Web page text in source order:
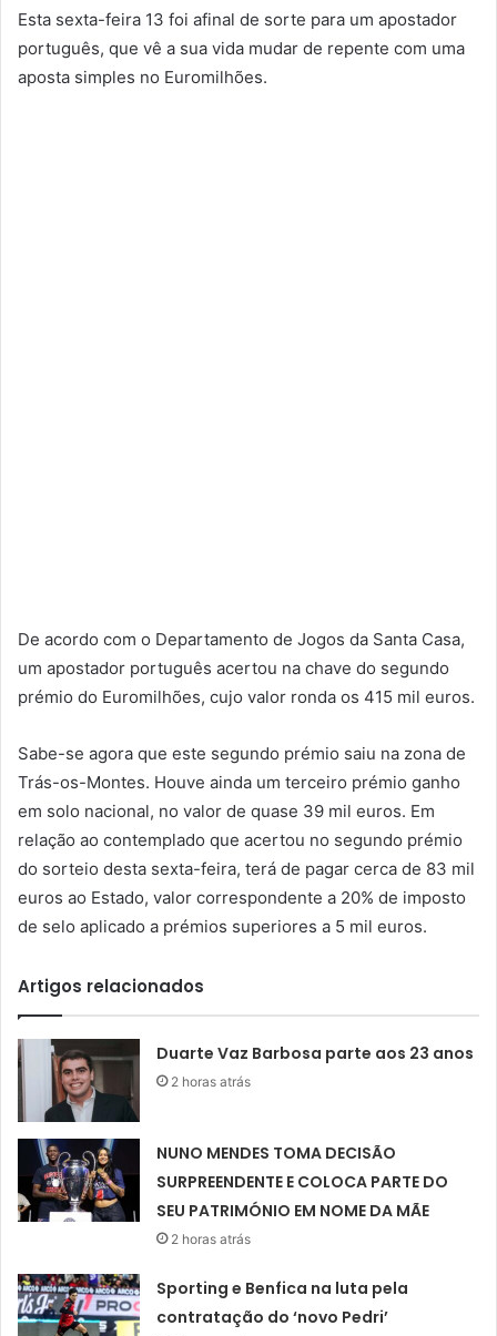
Esta sexta-feira 13 foi afinal de sorte para um apostador
português, que vê a sua vida mudar de repente com uma
aposta simples no Euromilhões.
De acordo com o Departamento de Jogos da Santa Casa,
um apostador português acertou na chave do segundo
prémio do Euromilhões, cujo valor ronda os 415 mil euros.
Sabe-se agora que este segundo prémio saiu na zona de
Trás-os-Montes. Houve ainda um terceiro prémio ganho
em solo nacional, no valor de quase 39 mil euros. Em
relação ao contemplado que acertou no segundo prémio
do sorteio desta sexta-feira, terá de pagar cerca de 83 mil
euros ao Estado, valor correspondente a 20% de imposto
de selo aplicado a prémios superiores a 5 mil euros.
Artigos relacionados
Duarte Vaz Barbosa parte aos 23 anos
2 horas atrás
NUNO MENDES TOMA DECISÃO
SURPREENDENTE E COLOCA PARTE DO
SEU PATRIMÓNIO EM NOME DA MÃE
2 horas atrás
Sporting e Benfica na luta pela
contratação do ‘novo Pedri’